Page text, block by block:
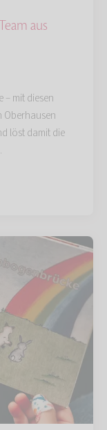
aus
– mit diesen
Oberhausen
löst damit die